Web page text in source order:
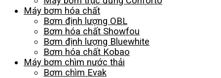
Máy bơm hóa chất
Bơm định lượng OBL
Bơm hóa chất Showfou
Bơm định lượng Bluewhite
Bơm hóa chất Kobao
Máy bơm chìm nước thải
Bơm chìm Evak